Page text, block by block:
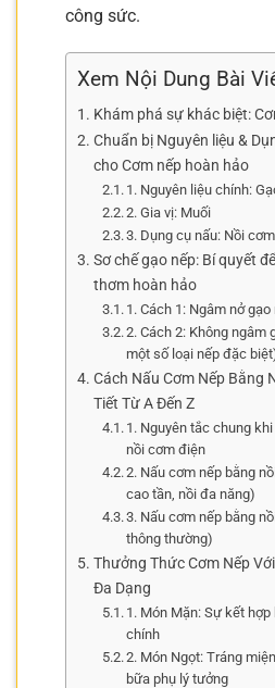
công sức.
Xem Nội Dung Bài
Khám phá sự khác biệt:
Chuẩn bị Nguyên liệu &
cho Cơm nếp hoàn hảo
1. Nguyên liệu chính:
2. Gia vị: Muối
3. Dụng cụ nấu: Nồi
Sơ chế gạo nếp: Bí quyết
thơm hoàn hảo
1. Cách 1: Ngâm nở gạo
2. Cách 2: Không ngâm
một số loại nếp đặc
Cách Nấu Cơm Nếp Bằng
Tiết Từ A Đến Z
1. Nguyên tắc chung
nồi cơm điện
2. Nấu cơm nếp bằng
cao tần, nồi đa năng)
3. Nấu cơm nếp bằng
thông thường)
Thưởng Thức Cơm Nếp
Đa Dạng
1. Món Mặn: Sự kết
chính
2. Món Ngọt: Tráng
bữa phụ lý tưởng